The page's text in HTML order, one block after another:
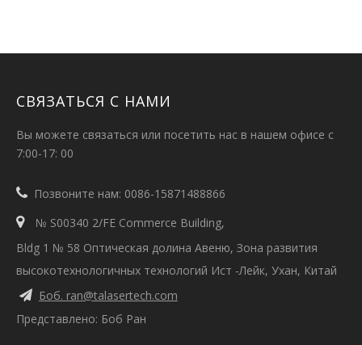
СВЯЗАТЬСЯ С НАМИ
Вы можете связаться или посетить нас в нашем офисе с
7:00-17: 00
 Позвоните нам: 0086-15871488866

№ S00340 2/FE Commerce Building,
Bldg 1 № 58 Оптическая долина Авеню, Зона развития
высокотехнологичных технологий Ист -Лейк, Ухан, Китай

Боб. ran@talasertech.com
Представлено: Боб Ран